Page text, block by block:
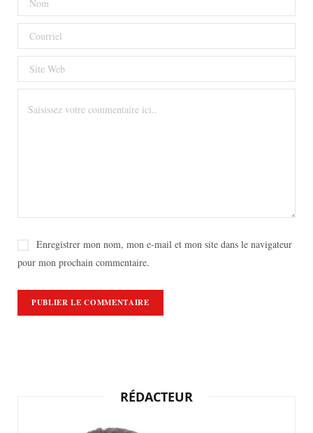
Enregistrer mon nom, mon e-mail et mon site dans le navigateur
pour mon prochain commentaire.
RÉDACTEUR